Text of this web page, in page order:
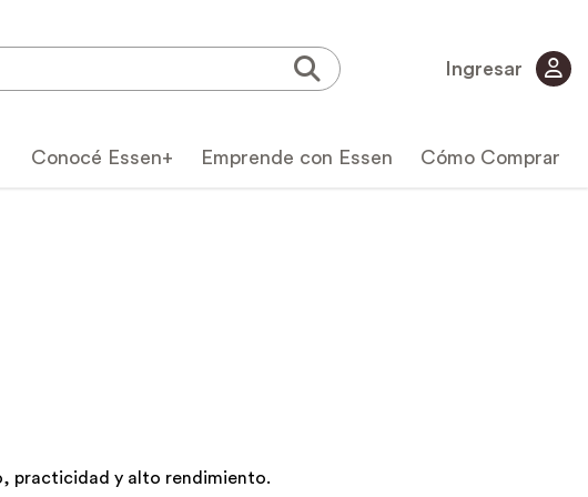
Ingresar
Essen
Conocé Essen+ Emprende con Essen Cómo Comprar
practicidad y alto rendimiento.